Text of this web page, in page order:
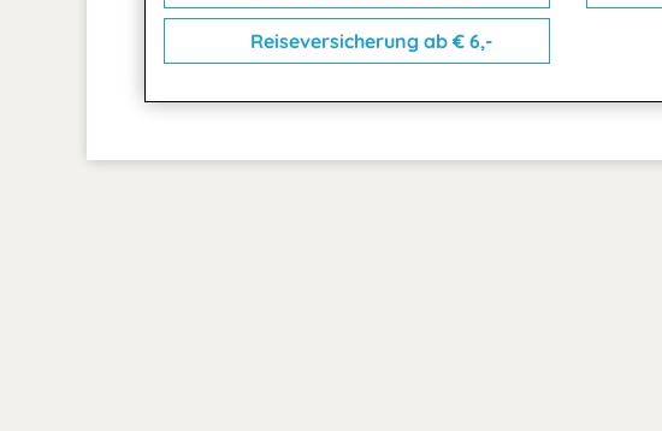
Reiseversicherung ab € 6,-